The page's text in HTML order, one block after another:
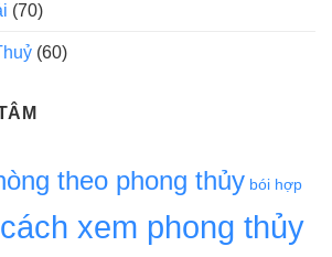
(70)
(60)
theo phong thủy bói hợp
cách xem phong thủy